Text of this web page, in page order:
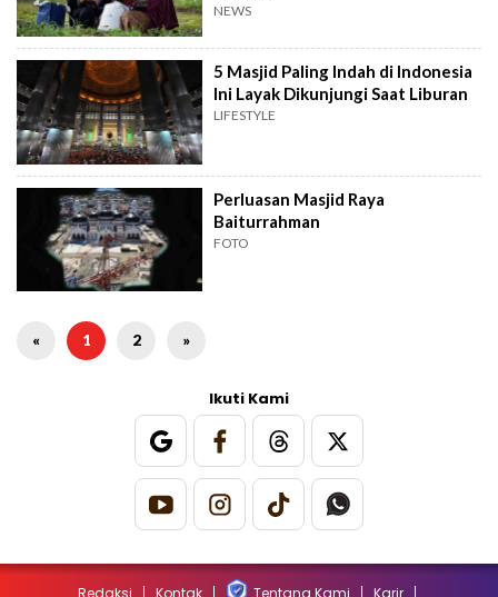
NEWS
5 Masjid Paling Indah di Indonesia
Ini Layak Dikunjungi Saat Liburan
LIFESTYLE
Perluasan Masjid Raya
Baiturrahman
FOTO
« 1 2 »
Ikuti Kami
Redaksi Kontak Tentang Kami Karir